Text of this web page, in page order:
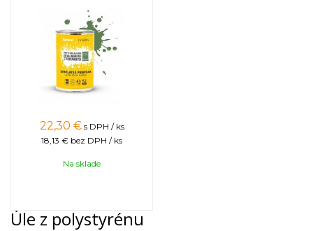
22,30 € s DPH / ks
18,13 € bez DPH / ks
Na sklade
Úle z polystyrénu